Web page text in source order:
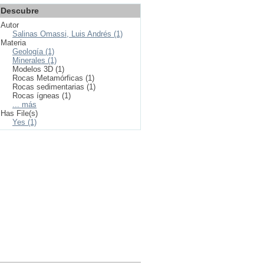
Descubre
Autor
Salinas Omassi, Luis Andrés (1)
Materia
Geología (1)
Minerales (1)
Modelos 3D (1)
Rocas Metamórficas (1)
Rocas sedimentarias (1)
Rocas ígneas (1)
... más
Has File(s)
Yes (1)